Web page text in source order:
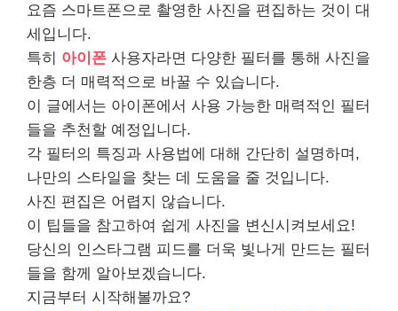
요즘 스마트폰으로 촬영한 사진을 편집하는 것이 대
세입니다.
특히 아이폰 사용자라면 다양한 필터를 통해 사진을
한층 더 매력적으로 바꿀 수 있습니다.
이 글에서는 아이폰에서 사용 가능한 매력적인 필터
들을 추천할 예정입니다.
각 필터의 특징과 사용법에 대해 간단히 설명하며,
나만의 스타일을 찾는 데 도움을 줄 것입니다.
사진 편집은 어렵지 않습니다.
이 팁들을 참고하여 쉽게 사진을 변신시켜보세요!
당신의 인스타그램 피드를 더욱 빛나게 만드는 필터
들을 함께 알아보겠습니다.
지금부터 시작해볼까요?